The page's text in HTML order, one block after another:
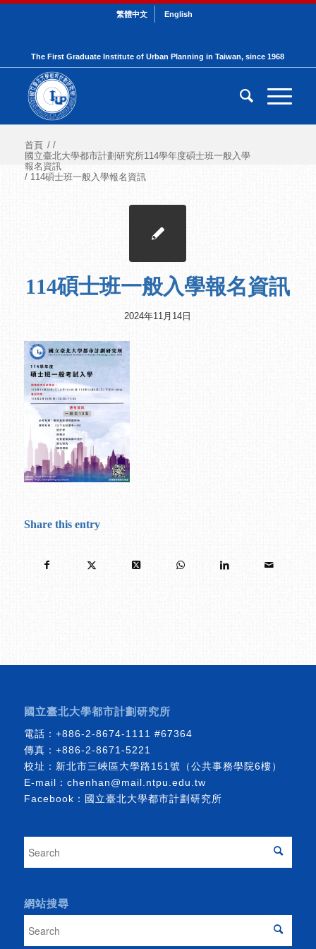
繁體中文 English
The First Graduate Institute of Urban Planning in Taiwan, since 1968
首頁 / /
國立臺北大學都市計劃研究所114學年度碩士班一般入學
報名資訊
/ 114碩士班一般入學報名資訊
114碩士班一般入學報名資訊
2024年11月14日
Share this entry
國立臺北大學都市計劃研究所
電話： +886-2-8674-1111 #67364
傳真：+886-2-8671-5221
校址：新北市三峽區大學路151號（公共事務學院6樓）
E-mail： chenhan@mail.ntpu.edu.tw
Facebook： 國立臺北大學都市計劃研究所
網站搜尋